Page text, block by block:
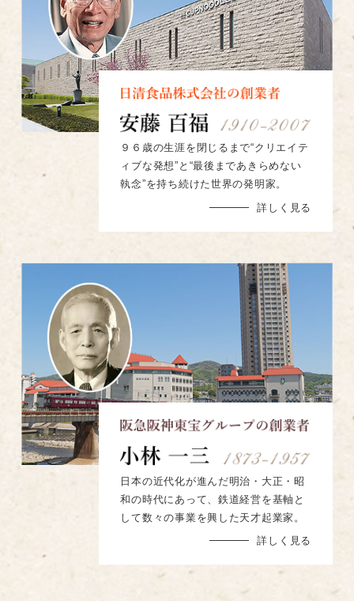
９６歳の生涯を閉じるまで“クリエイテ
ィブな発想”と“最後まであきらめない
執念”を持ち続けた世界の発明家。
詳しく見る
日本の近代化が進んだ明治・大正・昭
和の時代にあって、鉄道経営を基軸と
して数々の事業を興した天才起業家。
詳しく見る